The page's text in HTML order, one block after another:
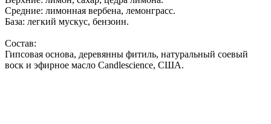
Средние: лимонная вербена, лемонграсс.
База: легкий мускус, бензоин.
Состав:
Гипсовая основа, деревянны фитиль, натуральный соевый
воск и эфирное масло Candlescience, США.